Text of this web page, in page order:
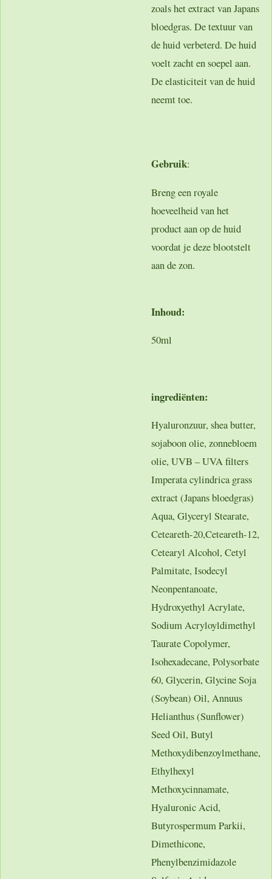
zoals het extract van Japans
bloedgras. De textuur van
de huid verbeterd. De huid
voelt zacht en soepel aan.
De elasticiteit van de huid
neemt toe.
Gebruik:
Breng een royale
hoeveelheid van het
product aan op de huid
voordat je deze blootstelt
aan de zon.
Inhoud:
50ml
ingrediënten:
Hyaluronzuur, shea butter,
sojaboon olie, zonnebloem
olie, UVB – UVA filters
Imperata cylindrica grass
extract (Japans bloedgras)
Aqua, Glyceryl Stearate,
Ceteareth-20,Ceteareth-12,
Cetearyl Alcohol, Cetyl
Palmitate, Isodecyl
Neonpentanoate,
Hydroxyethyl Acrylate,
Sodium Acryloyldimethyl
Taurate Copolymer,
Isohexadecane, Polysorbate
60, Glycerin, Glycine Soja
(Soybean) Oil, Annuus
Helianthus (Sunflower)
Seed Oil, Butyl
Methoxydibenzoylmethane,
Ethylhexyl
Methoxycinnamate,
Hyaluronic Acid,
Butyrospermum Parkii,
Dimethicone,
Phenylbenzimidazole